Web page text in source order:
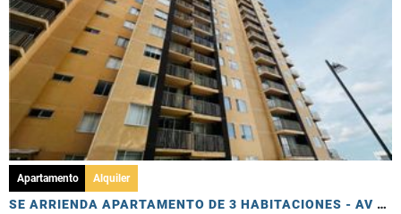
Apartamento Alquiler
SE ARRIENDA APARTAMENTO DE 3 HABITACIONES - AV 19 NORTE